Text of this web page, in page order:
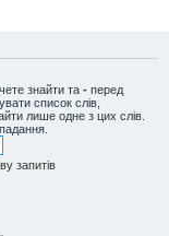
знайти та - перед
список слів,
лише одне з цих слів.
запитів